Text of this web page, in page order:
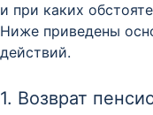
и при каких
Ниже приведены
действий.
1. Возврат